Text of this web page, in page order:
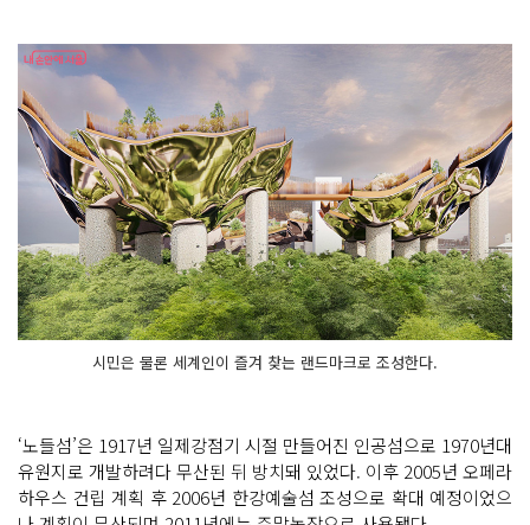
시민은 물론 세계인이 즐겨 찾는 랜드마크로 조성한다.
‘노들섬’은 1917년 일제강점기 시절 만들어진 인공섬으로 1970년대
유원지로 개발하려다 무산된 뒤 방치돼 있었다. 이후 2005년 오페라
하우스 건립 계획 후 2006년 한강예술섬 조성으로 확대 예정이었으